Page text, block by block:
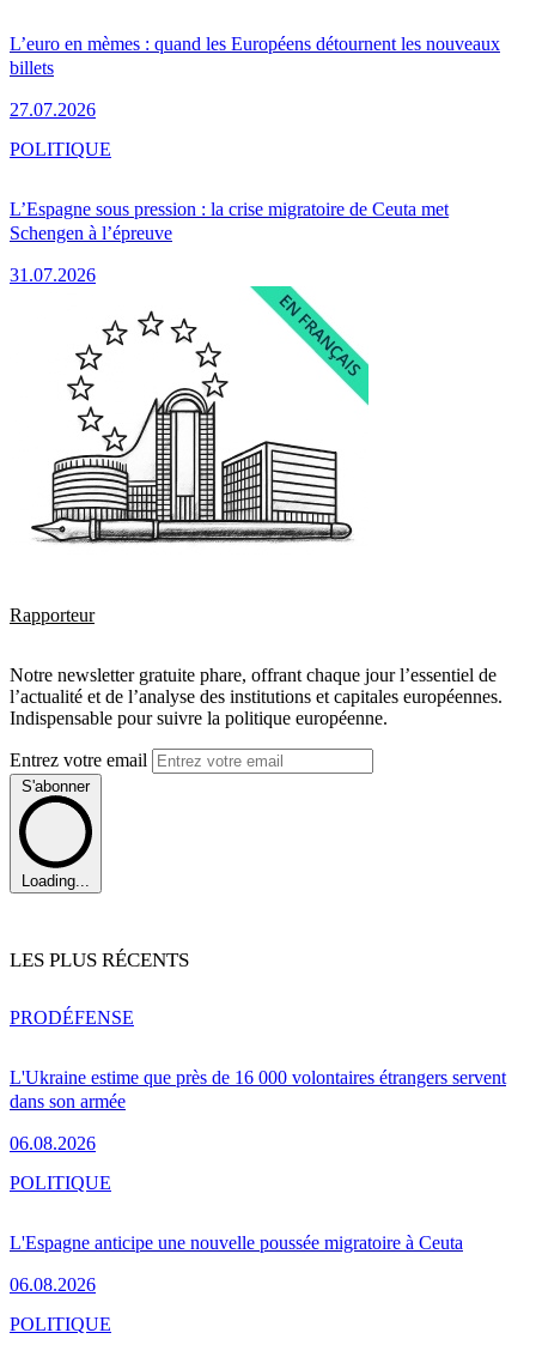
L’euro en mèmes : quand les Européens détournent les nouveaux
billets
27.07.2026
L’Espagne sous pression : la crise migratoire de Ceuta met
Schengen à l’épreuve
31.07.2026
POLITIQUE
Rapporteur
Notre newsletter gratuite phare, offrant chaque jour l’essentiel de
l’actualité et de l’analyse des institutions et capitales européennes.
Indispensable pour suivre la politique européenne.
Entrez votre email
S'abonner
Loading...
LES PLUS RÉCENTS
L'Ukraine estime que près de 16 000 volontaires étrangers servent
dans son armée
06.08.2026
PRODÉFENSE
L'Espagne anticipe une nouvelle poussée migratoire à Ceuta
06.08.2026
POLITIQUE
POLITIQUE